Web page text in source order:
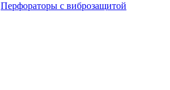
Перфораторы с виброзащитой